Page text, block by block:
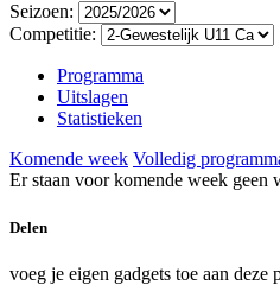
Seizoen:
Competitie:
Programma
Uitslagen
Statistieken
Komende week Volledig
Er staan voor komende week geen
Delen
voeg je eigen gadgets toe aan deze